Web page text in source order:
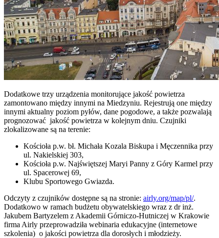
Dodatkowe trzy urządzenia monitorujące jakość powietrza
zamontowano między innymi na Miedzyniu. Rejestrują one między
innymi aktualny poziom pyłów, dane pogodowe, a także pozwalają
prognozować jakość powietrza w kolejnym dniu. Czujniki
zlokalizowane są na terenie:
Kościoła p.w. bł. Michała Kozala Biskupa i Męczennika przy
ul. Nakielskiej 303,
Kościoła p.w. Najświętszej Maryi Panny z Góry Karmel przy
ul. Spacerowej 69,
Klubu Sportowego Gwiazda.
Odczyty z czujników dostępne są na stronie: airly.org/map/pl/.
Dodatkowo w ramach budżetu obywatelskiego wraz z dr inż.
Jakubem Bartyzelem z Akademii Górniczo-Hutniczej w Krakowie
firma Airly przeprowadziła webinaria edukacyjne (internetowe
szkolenia) o jakości powietrza dla dorosłych i młodzieży.